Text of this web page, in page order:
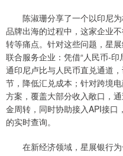
陈淑珊分享了一个以印尼为
品牌出海的过程中，这家企业
转等痛点。针对这些问题，星
联合服务企业：凭借“人民币-
通印尼卢比与人民币直兑通道
节，降低汇兑成本；针对跨境
方案，覆盖大部分收入敞口，
金周转，同时协助接入API接口
的实时查询。
在新经济领域，星展银行为